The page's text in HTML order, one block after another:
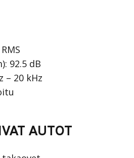
92.5 dB
– 20 kHz
AUTOT